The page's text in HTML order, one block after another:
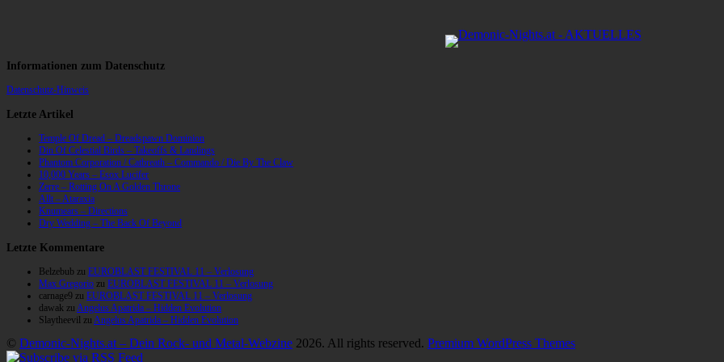
Informationen zum Datenschutz
Datenschutz-Hinweis
Letzte Artikel
Temple Of Dread – Dreadspawn Dominion
Din Of Celestial Birds – Takeoffs & Landings
Phantom Corporation / Catbreath – Commando / Die By The Claw
10,000 Years – Esox Lucifer
Zerre – Rotting On A Golden Throne
Allt – Ataraxia
Knumears – Directions
Dry Wedding – The Back Of Beyond
Letzte Kommentare
Belzebub zu EUROBLAST FESTIVAL 11 – Verlosung
Max Gregorio zu EUROBLAST FESTIVAL 11 – Verlosung
carnage9 zu EUROBLAST FESTIVAL 11 – Verlosung
dawak zu Angelus Apatrida – Hidden Evolution
Slaytheevil zu Angelus Apatrida – Hidden Evolution
© Demonic-Nights.at – Dein Rock- und Metal-Webzine 2026. All rights reserved. Premium WordPress Themes